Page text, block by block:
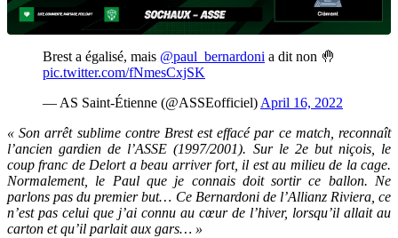
Brest a égalisé, mais @paul_bernardoni a dit non 🤚
pic.twitter.com/fNmesCxjSK
— AS Saint-Étienne (@ASSEofficiel) April 16, 2022
« Son arrêt sublime contre Brest est effacé par ce match, reconnaît
l’ancien gardien de l’ASSE (1997/2001). Sur le 2e but niçois, le
coup franc de Delort a beau arriver fort, il est au milieu de la cage.
Normalement, le Paul que je connais doit sortir ce ballon. Ne
parlons pas du premier but… Ce Bernardoni de l’Allianz Riviera, ce
n’est pas celui que j’ai connu au cœur de l’hiver, lorsqu’il allait au
carton et qu’il parlait aux gars… »